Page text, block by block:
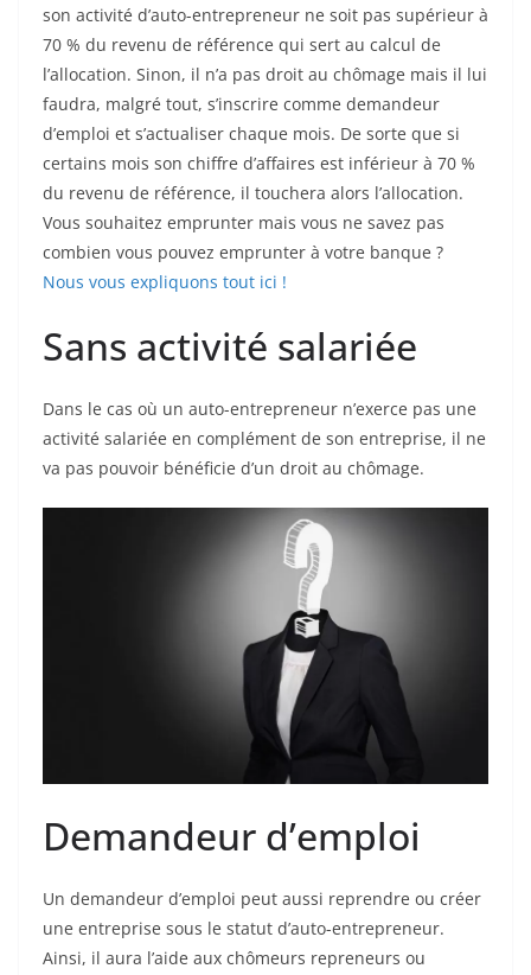
son activité d’auto-entrepreneur ne soit pas supérieur à
70 % du revenu de référence qui sert au calcul de
l’allocation. Sinon, il n’a pas droit au chômage mais il lui
faudra, malgré tout, s’inscrire comme demandeur
d’emploi et s’actualiser chaque mois. De sorte que si
certains mois son chiffre d’affaires est inférieur à 70 %
du revenu de référence, il touchera alors l’allocation.
Vous souhaitez emprunter mais vous ne savez pas
combien vous pouvez emprunter à votre banque ?
Nous vous expliquons tout ici !
Sans activité salariée
Dans le cas où un auto-entrepreneur n’exerce pas une
activité salariée en complément de son entreprise, il ne
va pas pouvoir bénéficie d’un droit au chômage.
Demandeur d’emploi
Un demandeur d’emploi peut aussi reprendre ou créer
une entreprise sous le statut d’auto-entrepreneur.
Ainsi, il aura l’aide aux chômeurs repreneurs ou